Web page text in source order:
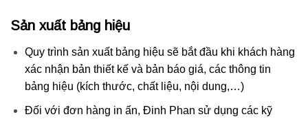
Sản xuất bảng hiệu
Quy trình sản xuất bảng hiệu sẽ bắt đầu khi khách hàng
xác nhận bản thiết kế và bản báo giá, các thông tin
bảng hiệu (kích thước, chất liệu, nội dung,…)
Đối với đơn hàng in ấn, Đinh Phan sử dụng các kỹ